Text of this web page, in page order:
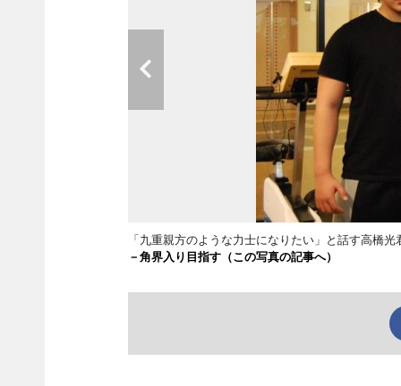
「九重親方のような力士になりたい」と話す高橋
－角界入り目指す（この写真の記事へ）